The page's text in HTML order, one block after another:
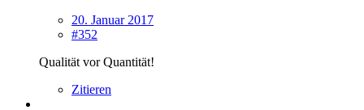
20. Januar 2017
#352
Qualität vor Quantität!
Zitieren